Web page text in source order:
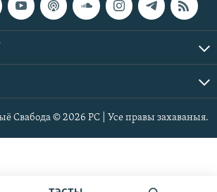
Свабода © 2026 РС | Усе правы захаваныя.